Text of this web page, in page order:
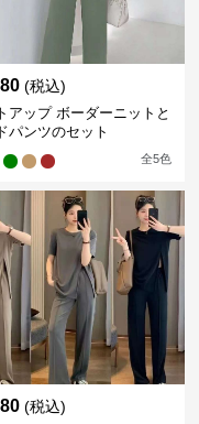
(税込)
アップ ボーダーニットと
パンツのセット
全5色
(税込)